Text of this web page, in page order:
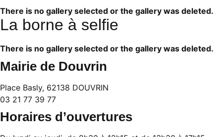
There is no gallery selected or the gallery was deleted.
La borne à selfie
There is no gallery selected or the gallery was deleted.
Mairie de Douvrin
Place Basly, 62138 DOUVRIN
03 21 77 39 77
Horaires d’ouvertures